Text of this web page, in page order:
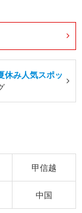
休み人気スポッ
甲信越
中国